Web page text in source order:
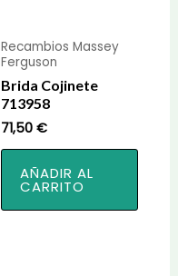
Recambios Massey
Ferguson
Brida Cojinete
713958
71,50€
AÑADIR AL
CARRITO